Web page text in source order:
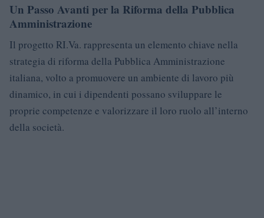
Un Passo Avanti per la Riforma della Pubblica
Amministrazione
Il progetto RI.Va. rappresenta un elemento chiave nella
strategia di riforma della Pubblica Amministrazione
italiana, volto a promuovere un ambiente di lavoro più
dinamico, in cui i dipendenti possano sviluppare le
proprie competenze e valorizzare il loro ruolo all’interno
della società.